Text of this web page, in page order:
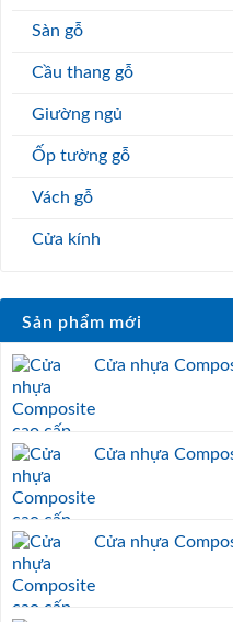
Sàn gỗ
Cầu thang gỗ
Giường ngủ
Ốp tường gỗ
Vách gỗ
Cửa kính
Sản phẩm mới
Cửa nhựa
Cửa nhựa
Cửa nhựa